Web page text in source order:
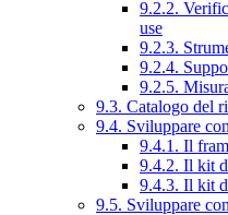
9.2.2.
use
9.2.3.
9.2.4.
9.2.5.
9.3. Catalogo del
9.4. Sviluppare
9.4.1. Il
9.4.2. Il kit
9.4.3. Il kit
9.5. Sviluppare